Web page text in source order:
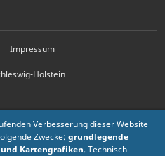
Impressum
Holstein
Verbesserung dieser Website
Zwecke: grundlegende
Kartengrafiken. Technisch